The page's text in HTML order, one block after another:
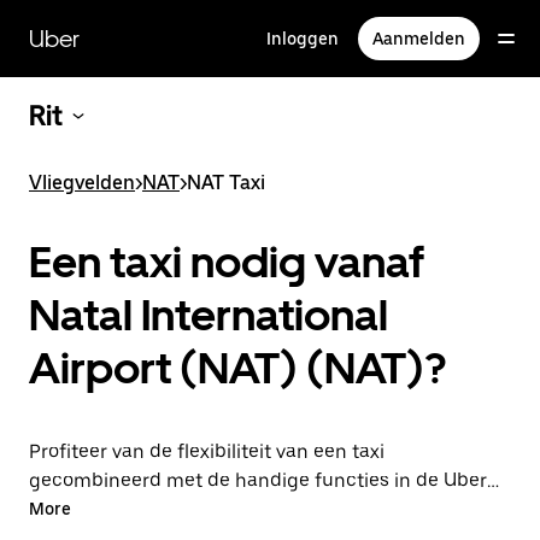
naar
hoofdinhoud
Uber Inloggen Aanmelden
Rit
Vliegvelden>NAT>NAT Taxi
Een taxi nodig vanaf
Natal International
Airport (NAT) (NAT)?
Profiteer van de flexibiliteit van een taxi
gecombineerd met de handige functies in de Uber-
app door via Uber van of naar de luchthaven NAT te
More